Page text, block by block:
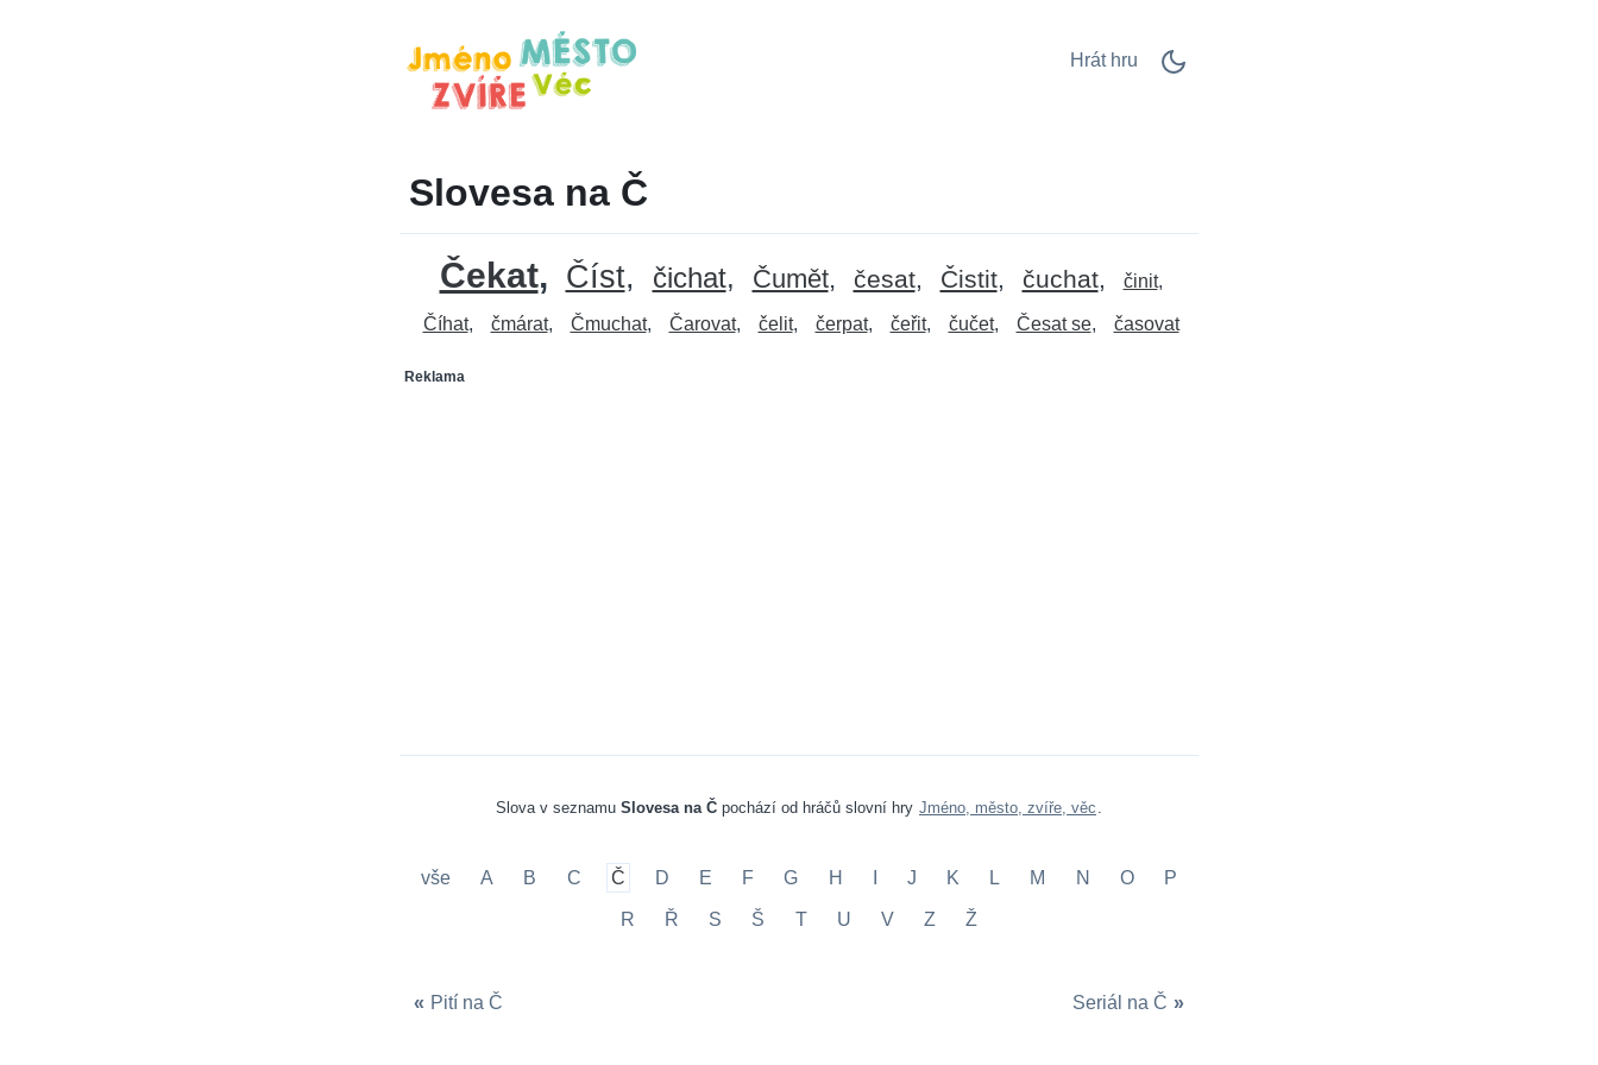
Hrát hru
Slovesa na Č
Čekat Číst čichat Čumět česat Čistit čuchat činit
Číhat čmárat Čmuchat Čarovat čelit čerpat čeřit
Reklama
čučet Česat se časovat
Slova v seznamu Slovesa na Č pochází od hráčů slovní hry Jméno, město, zvíře, věc .
vše A B C Č D E F G H J K L M N O P
R Ř S Š T U V Z Ž
« Pití na Č Seriál na Č »